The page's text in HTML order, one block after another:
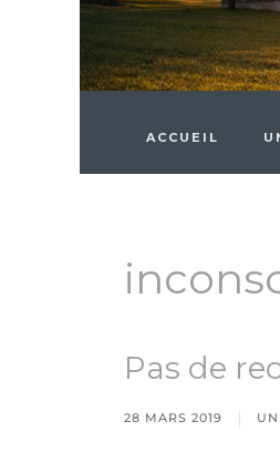
ACCUEIL
Pas de
28 MARS 2019